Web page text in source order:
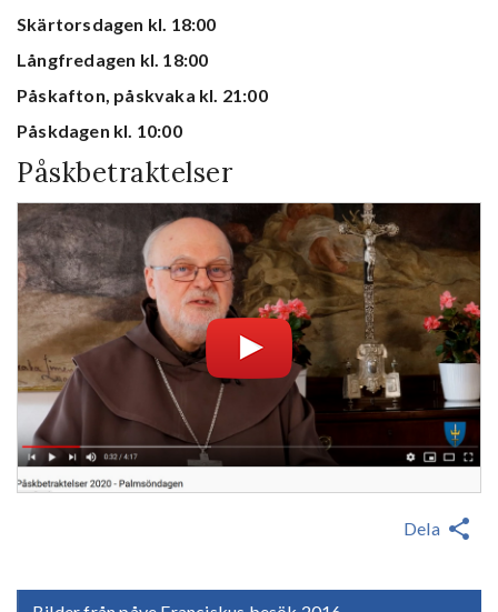
Skärtorsdagen kl. 18:00
Långfredagen kl. 18:00
Påskafton, påskvaka kl. 21:00
Påskdagen kl. 10:00
Påskbetraktelser
Dela